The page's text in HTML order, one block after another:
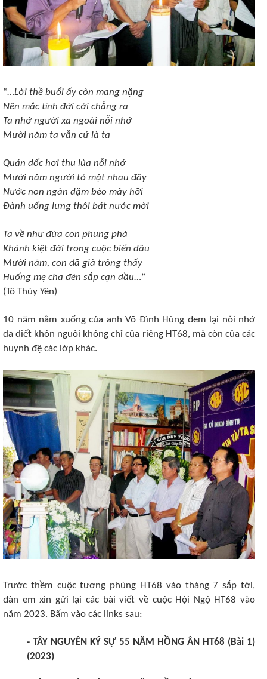
“…Lời thề buổi ấy còn mang nặng
Nên mắc tình đời cởi chẳng ra
Ta nhớ người xa ngoài nỗi nhớ
Mười năm ta vẫn cứ là ta
Quán dốc hơi thu lùa nỗi nhớ
Mười năm người tỏ mặt nhau đây
Nước non ngàn dặm bèo mây hỡi
Đành uống lưng thôi bát nước mời
Ta về như đứa con phung phá
Khánh kiệt đời trong cuộc biển dâu
Mười năm, con đã già trông thấy
Huống mẹ cha đèn sắp cạn dầu…”
(Tô Thùy Yên)
10 năm nằm xuống của anh Võ Đình Hùng đem lại nỗi nhớ
da diết khôn nguôi không chỉ của riêng HT68, mà còn của các
huynh đệ các lớp khác.
Trước thềm cuộc tương phùng HT68 vào tháng 7 sắp tới,
đàn em xin gửi lại các bài viết về cuộc Hội Ngộ HT68 vào
năm 2023. Bấm vào các links sau:
- TÂY NGUYÊN KÝ SỰ 55 NĂM HỒNG ÂN HT68 (Bài 1)
(2023)